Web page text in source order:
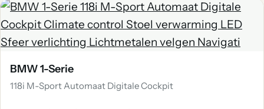
BMW 1-Serie
118i M-Sport Automaat Digitale Cockpit